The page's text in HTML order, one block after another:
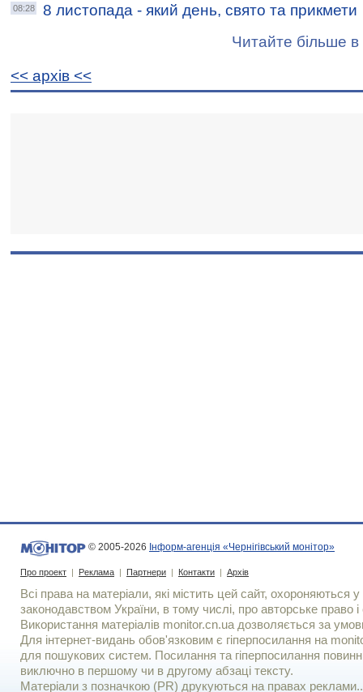
08:28
8 листопада - який день, свято та прикмети
Читайте більше в
<< архiв <<
© 2005-2026 Інформ-агенція «Чернігівський монітор»
Про проект | Реклама | Партнери | Контакти | Архів
Всі права на матеріали, які містить цей сайт, охороняються у
законодавством України, в тому числі, про авторське право і
Використання матерiалiв monitor.cn.ua дозволяється за
Для iнтернет-видань обов'язковим є гiперпосилання на
для пошукових систем. Посилання та гіперпосилання
виключно в першому чи в другому абзаці тексту.
Матеріали з позначкою (PR) друкуються на правах реклами..